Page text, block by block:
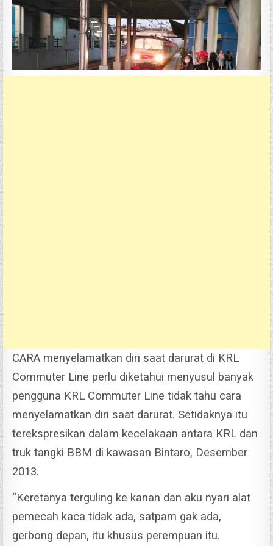
CARA menyelamatkan diri saat darurat di KRL
Commuter Line perlu diketahui menyusul banyak
pengguna KRL Commuter Line tidak tahu cara
menyelamatkan diri saat darurat. Setidaknya itu
terekspresikan dalam kecelakaan antara KRL dan
truk tangki BBM di kawasan Bintaro, Desember
2013.
“Keretanya terguling ke kanan dan aku nyari alat
pemecah kaca tidak ada, satpam gak ada,
gerbong depan, itu khusus perempuan itu.